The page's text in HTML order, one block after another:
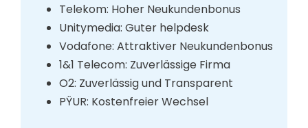
Telekom: Hoher Neukundenbonus
Unitymedia: Guter helpdesk
Vodafone: Attraktiver Neukundenbonus
1&1 Telecom: Zuverlässige Firma
O2: Zuverlässig und Transparent
PŸUR: Kostenfreier Wechsel